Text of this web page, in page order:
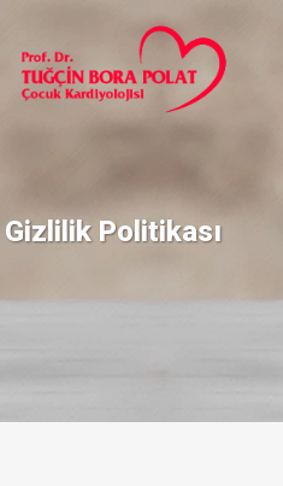
Gizlilik Politikası